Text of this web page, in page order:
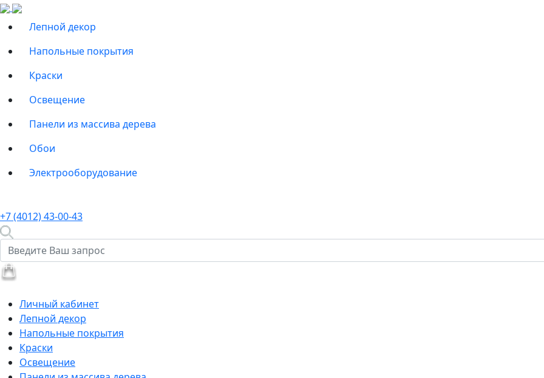
Лепной декор
Напольные покрытия
Краски
Освещение
Панели из массива дерева
Обои
Электрооборудование
+7 (4012) 43-00-43
Личный кабинет
Лепной декор
Напольные покрытия
Краски
Освещение